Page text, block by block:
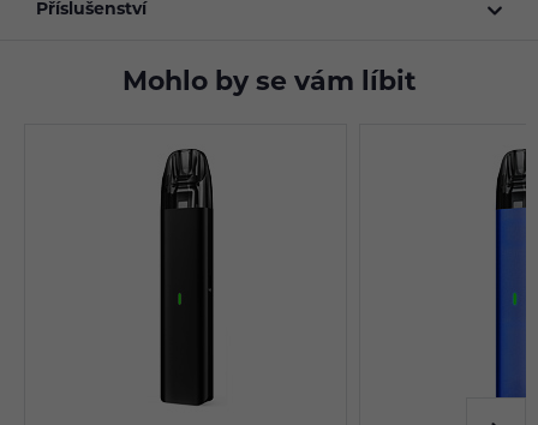
Příslušenství
Mohlo by se vám líbit